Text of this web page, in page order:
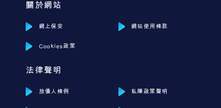
關於網站
網上保安 網站使用條款
Cookies政策
法律聲明
放債人條例 私隱政策聲明